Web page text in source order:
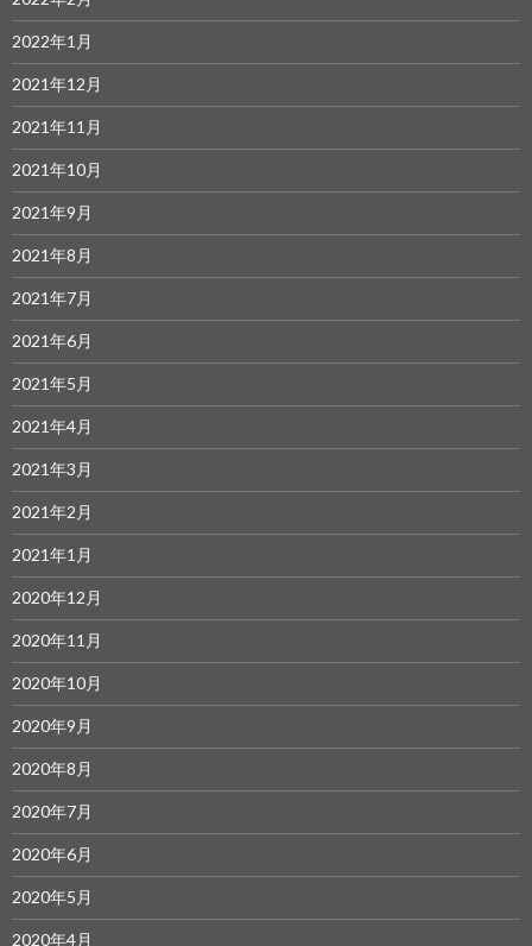
2022年1月
2021年12月
2021年11月
2021年10月
2021年9月
2021年8月
2021年7月
2021年6月
2021年5月
2021年4月
2021年3月
2021年2月
2021年1月
2020年12月
2020年11月
2020年10月
2020年9月
2020年8月
2020年7月
2020年6月
2020年5月
2020年4月